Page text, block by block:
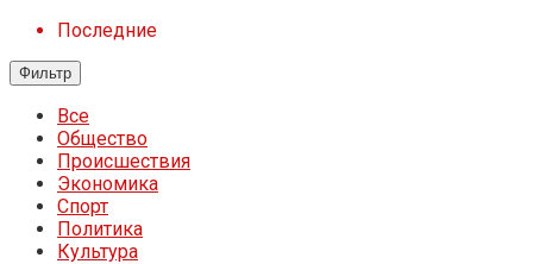
Последние
Фильтр
Все
Общество
Происшествия
Экономика
Спорт
Политика
Культура